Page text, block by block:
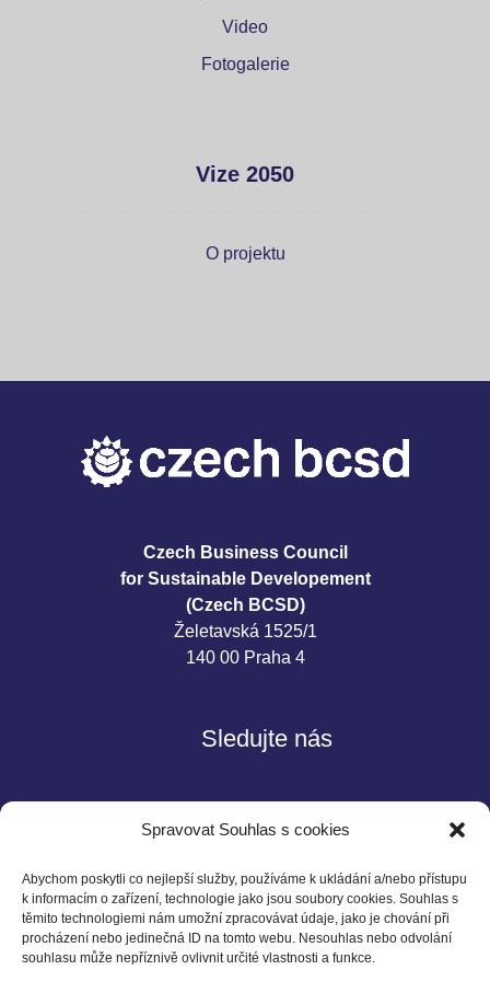
Spravovat Souhlas s cookies
Abychom poskytli co nejlepší služby, používáme k ukládání a/nebo přístupu
k informacím o zařízení, technologie jako jsou soubory cookies. Souhlas s
těmito technologiemi nám umožní zpracovávat údaje, jako je chování při
procházení nebo jedinečná ID na tomto webu. Nesouhlas nebo odvolání
souhlasu může nepříznivě ovlivnit určité vlastnosti a funkce.
Video
Fotogalerie
Vize 2050
O projektu
Czech Business Council
for Sustainable Developement
(Czech BCSD)
Želetavská 1525/1
140 00 Praha 4
Sledujte nás
Kontakt